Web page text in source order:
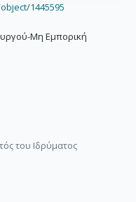
1445595
Μη Εμπορική
του Ιδρύματος